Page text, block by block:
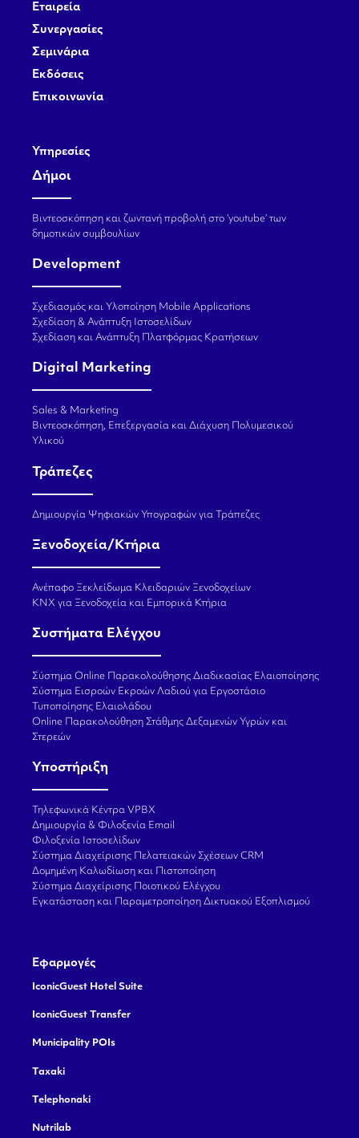
Εταιρεία
Συνεργασίες
Σεμινάρια
Εκδόσεις
Επικοινωνία
Υπηρεσίες
Δήμοι
Βιντεοσκόπηση και ζωντανή προβολή στο ‘youtube’ των
δημοτικών συμβουλίων
Development
Σχεδιασμός και Υλοποίηση Mobile Applications
Σχεδίαση & Ανάπτυξη Ιστοσελίδων
Σχεδίαση και Ανάπτυξη Πλατφόρμας Κρατήσεων
Digital Marketing
Sales & Marketing
Βιντεοσκόπηση, Επεξεργασία και Διάχυση Πολυμεσικού
Υλικού
Τράπεζες
Δημιουργία Ψηφιακών Υπογραφών για Τράπεζες
Ξενοδοχεία/Κτήρια
Ανέπαφο Ξεκλείδωμα Κλειδαριών Ξενοδοχείων
KNX για Ξενοδοχεία και Εμπορικά Κτήρια
Συστήματα Ελέγχου
Σύστημα Online Παρακολούθησης Διαδικασίας Ελαιοποίησης
Σύστημα Εισροών Εκροών Λαδιού για Εργοστάσιο
Τυποποίησης Ελαιολάδου
Online Παρακολούθηση Στάθμης Δεξαμενών Υγρών και
Στερεών
Υποστήριξη
Τηλεφωνικά Κέντρα VPBX
Δημιουργία & Φιλοξενία Email
Φιλοξενία Ιστοσελίδων
Σύστημα Διαχείρισης Πελατειακών Σχέσεων CRM
Δομημένη Καλωδίωση και Πιστοποίηση
Σύστημα Διαχείρισης Ποιοτικού Ελέγχου
Εγκατάσταση και Παραμετροποίηση Δικτυακού Εξοπλισμού
Εφαρμογές
IconicGuest Hotel Suite
IconicGuest Transfer
Municipality POIs
Taxaki
Telephonaki
Nutrilab